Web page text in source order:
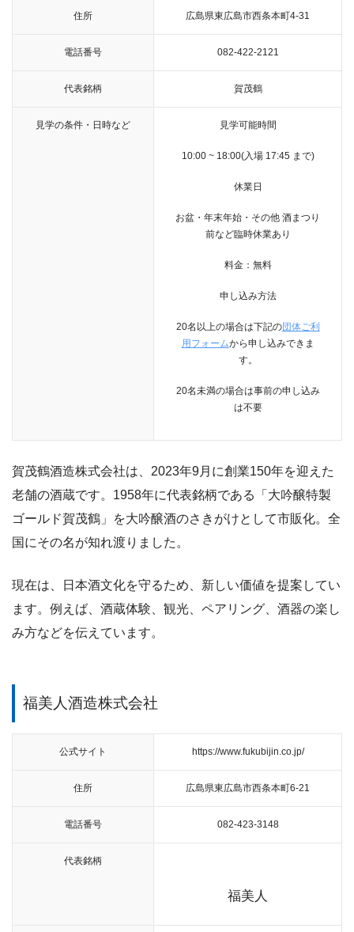
住所 広島県東広島市西条本町4-31
電話番号 082-422-2121
代表銘柄 賀茂鶴
見学の条件・日時など 見学可能時間
10:00 ~ 18:00(入場 17:45 まで)
休業日
お盆・年末年始・その他 酒まつり
前など臨時休業あり
料金：無料
申し込み方法
20名以上の場合は下記の団体ご利
用フォームから申し込みできま
す。
20名未満の場合は事前の申し込み
は不要
賀茂鶴酒造株式会社は、 2023年9月に創業150年を迎えた
老舗の酒蔵です。 1958年に代表銘柄である「大吟醸特製
ゴールド賀茂鶴」を大吟醸酒のさきがけとして市販化。全
国にその名が知れ渡りました。
現在は、日本酒文化を守るため、新しい価値を提案してい
ます。例えば、酒蔵体験、観光、ペアリング、酒器の楽し
み方などを伝えています。
福美人酒造株式会社
公式サイト https://www.fukubijin.co.jp/
住所 広島県東広島市西条本町6-21
電話番号 082-423-3148
代表銘柄
福美人